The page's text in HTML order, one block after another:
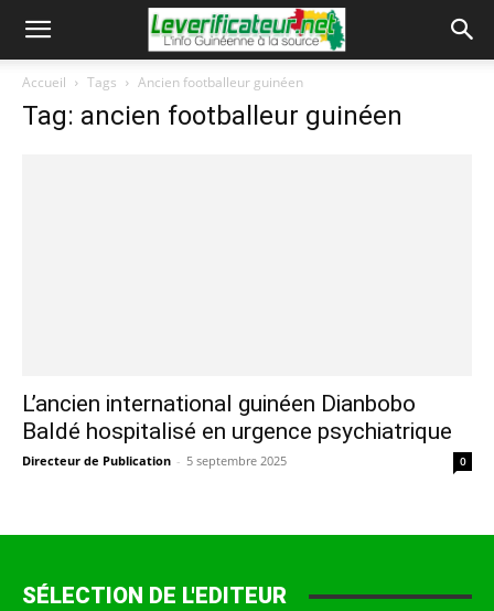
Accueil Tags Ancien footballeur guinéen
Tag: ancien footballeur guinéen
L’ancien international guinéen Dianbobo
Baldé hospitalisé en urgence psychiatrique
Directeur de Publication - 5 septembre 2025 0
SÉLECTION DE L'EDITEUR